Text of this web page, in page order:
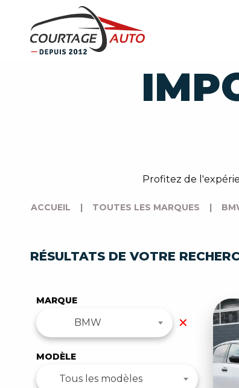
Profitez de
ACCUEIL | TOUTES LES MARQUES |
RÉSULTATS DE VOTRE
MARQUE
BMW ✕
MODÈLE
Tous les modèles